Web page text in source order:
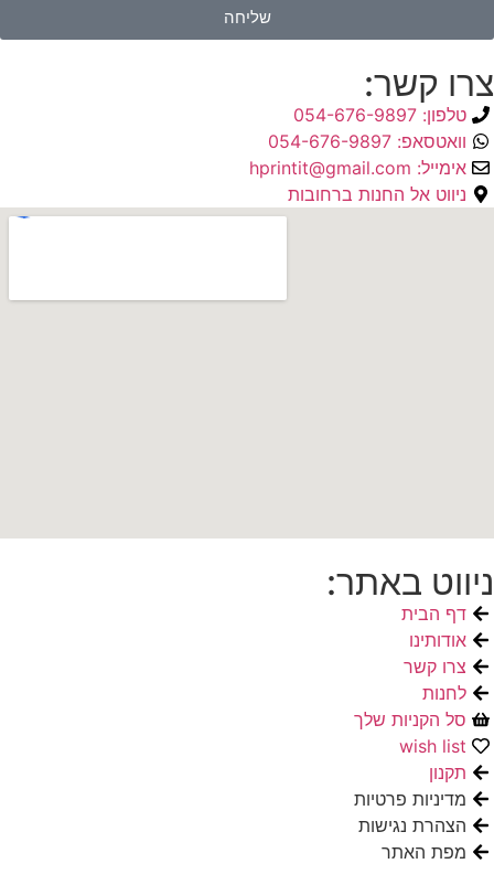
שליחה
צרו קשר:
טלפון: 054-676-9897
וואטסאפ: 054-676-9897
אימייל: hprintit@gmail.com
ניווט אל החנות ברחובות
ניווט באתר:
דף הבית
אודותינו
צרו קשר
לחנות
סל הקניות שלך
wish list
תקנון
מדיניות פרטיות
הצהרת נגישות
מפת האתר